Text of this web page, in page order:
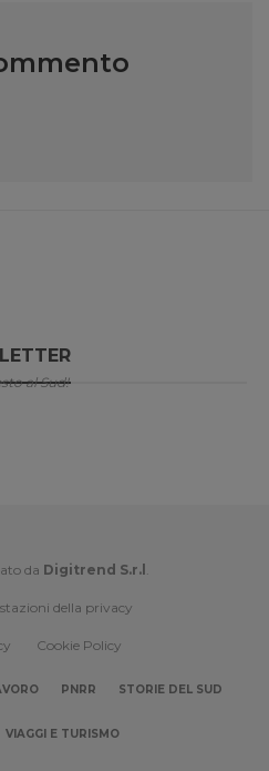
al Sud!
da Digitrend S.r.l .
della privacy
Cookie Policy
PNRR STORIE DEL SUD
VIAGGI E TURISMO